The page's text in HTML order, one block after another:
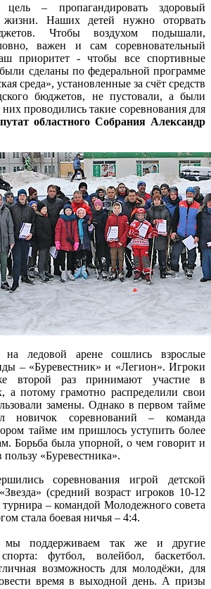
– пропагандировать здоровый
жизни. Наших детей нужно оторвать
Чтобы воздухом подышали,
важен и сам соревновательный
приоритет - чтобы все спортивные
сделаны по федеральной программе
среда», установленные за счёт средств
бюджетов, не пустовали, а были
проводились такие соревнования для
областного Собрания Александр
на ледовой арене сошлись взрослые
– «Буревестник» и «Легион». Игроки
второй раз принимают участие в
а потому грамотно распределили свои
замены. Однако в первом тайме
новичок соревнований – команда
тайме им пришлось уступить более
Борьба была упорной, о чем говорит и
«Буревестника».
соревнования игрой детской
(средний возраст игроков 10-12
турнира – командой Молодежного совета
стала боевая ничья – 4:4.
поддерживаем так же и другие
футбол, волейбол, баскетбол.
возможность для молодёжи, для
время в выходной день. А призы